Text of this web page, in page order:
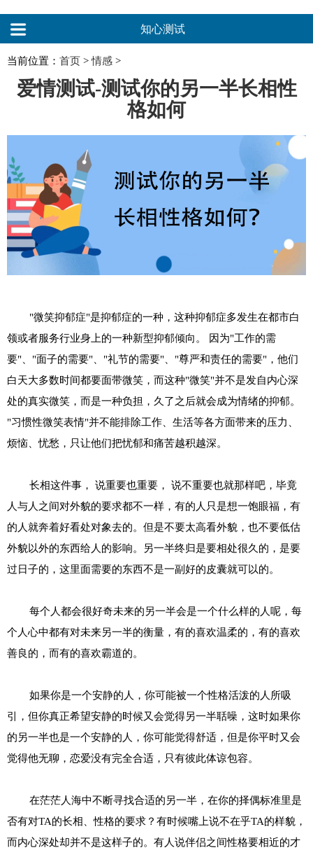
知心测试
当前位置： 首页 >情感 >
爱情测试-测试你的另一半长相性
格如何
"微笑抑郁症"是抑郁症的一种，这种抑郁症多发生在都市白
领或者服务行业身上的一种新型抑郁倾向。 因为"工作的需
要"、"面子的需要"、"礼节的需要"、"尊严和责任的需要"，他们
白天大多数时间都要面带微笑，而这种"微笑"并不是发自内心深
处的真实微笑，而是一种负担，久了之后就会成为情绪的抑郁。
"习惯性微笑表情"并不能排除工作、生活等各方面带来的压力、
烦恼、忧愁，只让他们把忧郁和痛苦越积越深。
长相这件事， 说重要也重要， 说不重要也就那样吧，毕竟
人与人之间对外貌的要求都不一样，有的人只是想一饱眼福，有
的人就奔着好看处对象去的。但是不要太高看外貌，也不要低估
外貌以外的东西给人的影响。另一半终归是要相处很久的，是要
过日子的，这里面需要的东西不是一副好的皮囊就可以的。
每个人都会很好奇未来的另一半会是一个什么样的人呢，每
个人心中都有对未来另一半的衡量，有的喜欢温柔的，有的喜欢
善良的，而有的喜欢霸道的。
如果你是一个安静的人，你可能被一个性格活泼的人所吸
引，但你真正希望安静的时候又会觉得另一半聒噪，这时如果你
的另一半也是一个安静的人，你可能觉得舒适，但是你平时又会
觉得他无聊，恋爱没有完全合适，只有彼此体谅包容。
在茫茫人海中不断寻找合适的另一半，在你的择偶标准里是
否有对TA的长相、性格的要求？有时候嘴上说不在乎TA的样貌，
而内心深处却并不是这样子的。有人说伴侣之间性格要相近的才